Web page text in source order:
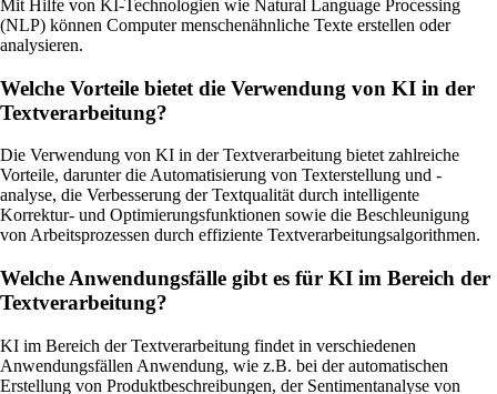
Mit Hilfe von KI-Technologien wie Natural Language Processing
(NLP) können Computer menschenähnliche Texte erstellen oder
analysieren.
Welche Vorteile bietet die Verwendung von KI in der
Textverarbeitung?
Die Verwendung von KI in der Textverarbeitung bietet zahlreiche
Vorteile, darunter die Automatisierung von Texterstellung und -
analyse, die Verbesserung der Textqualität durch intelligente
Korrektur- und Optimierungsfunktionen sowie die Beschleunigung
von Arbeitsprozessen durch effiziente Textverarbeitungsalgorithmen.
Welche Anwendungsfälle gibt es für KI im Bereich der
Textverarbeitung?
KI im Bereich der Textverarbeitung findet in verschiedenen
Anwendungsfällen Anwendung, wie z.B. bei der automatischen
Erstellung von Produktbeschreibungen, der Sentimentanalyse von